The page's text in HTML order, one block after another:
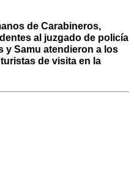
de Carabineros,
al juzgado de policía
y Samu atendieron a los
de visita en la